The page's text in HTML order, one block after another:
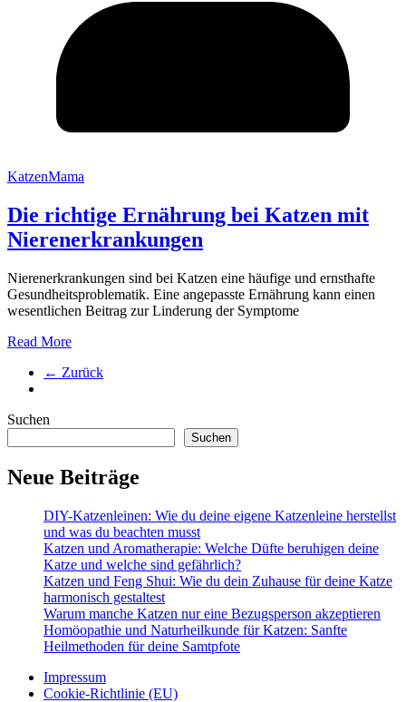
KatzenMama
Die richtige Ernährung bei Katzen mit
Nierenerkrankungen
Nierenerkrankungen sind bei Katzen eine häufige und ernsthafte
Gesundheitsproblematik. Eine angepasste Ernährung kann einen
wesentlichen Beitrag zur Linderung der Symptome
Read More
← Zurück
Suchen
Suchen
Neue Beiträge
DIY-Katzenleinen: Wie du deine eigene Katzenleine herstellst
und was du beachten musst
Katzen und Aromatherapie: Welche Düfte beruhigen deine
Katze und welche sind gefährlich?
Katzen und Feng Shui: Wie du dein Zuhause für deine Katze
harmonisch gestaltest
Warum manche Katzen nur eine Bezugsperson akzeptieren
Homöopathie und Naturheilkunde für Katzen: Sanfte
Heilmethoden für deine Samtpfote
Impressum
Cookie-Richtlinie (EU)